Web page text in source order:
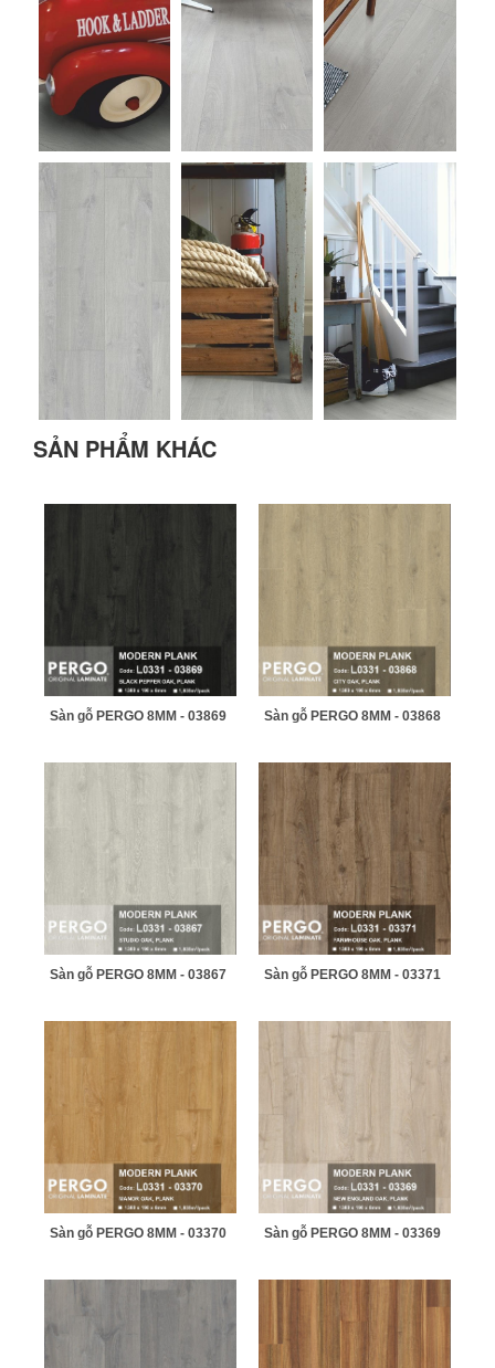
SẢN PHẨM KHÁC
Sàn gỗ PERGO 8MM - 03869 Sàn gỗ PERGO 8MM - 03868
Sàn gỗ PERGO 8MM - 03867 Sàn gỗ PERGO 8MM - 03371
Sàn gỗ PERGO 8MM - 03370 Sàn gỗ PERGO 8MM - 03369